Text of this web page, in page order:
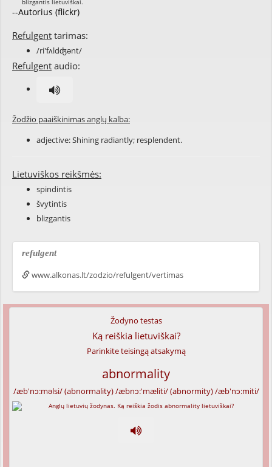
--Autorius (flickr)
Refulgent tarimas:
/ri'fʌldʤənt/
Refulgent audio:
Žodžio paaiškinimas anglų kalba:
adjective: Shining radiantly; resplendent.
Lietuviškos reikšmės:
spindintis
švytintis
blizgantis
refulgent
www.alkonas.lt/zodzio/refulgent/vertimas
Žodyno testas
Ką reiškia lietuviškai?
Parinkite teisingą atsakymą
abnormality
/æb'nɔ:məlsi/ (abnormality) /æbnɔ:'mæliti/ (abnormity) /æb'nɔ:miti/